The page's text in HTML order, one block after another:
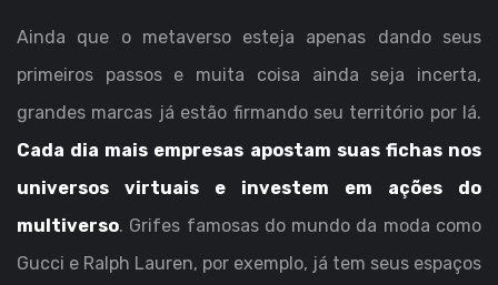
Ainda que o metaverso esteja apenas dando seus
primeiros passos e muita coisa ainda seja incerta,
grandes marcas já estão firmando seu território por lá.
Cada dia mais empresas apostam suas fichas nos
universos virtuais e investem em ações do
multiverso. Grifes famosas do mundo da moda como
Gucci e Ralph Lauren, por exemplo, já tem seus espaços